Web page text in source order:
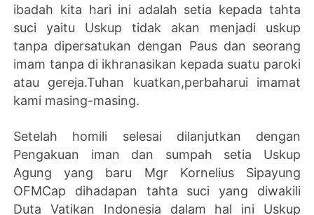
ibadah kita hari ini adalah setia kepada tahta
suci yaitu Uskup tidak akan menjadi uskup
tanpa dipersatukan dengan Paus dan seorang
imam tanpa di ikhranasikan kepada suatu paroki
atau gereja.Tuhan kuatkan,perbaharui imamat
kami masing-masing.
Setelah homili selesai dilanjutkan dengan
Pengakuan iman dan sumpah setia Uskup
Agung yang baru Mgr Kornelius Sipayung
OFMCap dihadapan tahta suci yang diwakili
Duta Vatikan Indonesia dalam hal ini Uskup